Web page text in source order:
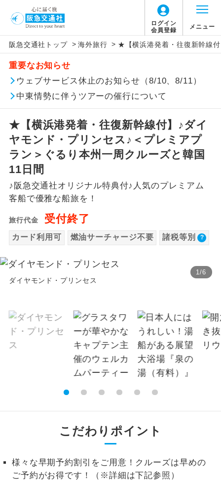
ログイン
会員登録
メニュー
阪急交通社トップ > 海外旅行 > ★【横浜港発着・往復新幹線
重要なお知らせ
ウェブサービス休止のお知らせ（8/10、8/11）
中東情勢に伴うツアーの催行について
★【横浜港発着・往復新幹線付】♪ダイ
ヤモンド・プリンセス♪＜プレミアプ
ラン＞ぐるり本州一周クルーズと韓国
11日間
♪阪急交通社オリジナル特典付♪人気のプレミアム
客船で優雅な船旅を！
旅行代金 受付終了
カード利用可 燃油サーチャージ不要 諸税等別
1/6
ダイヤモンド・プリンセス
こだわりポイント
様々な早期予約割引をご用意！クルーズは早めの
ご予約がお得です！（※詳細は下記参照）
旅行代金に、以下の料金は含まれておりませ
ん。別途お支払が必要となります。
【海外空港諸税等】
旅行代金に各国空港の旅客サービス施設使用
料と空港税等は含まれておりません。別途お
支払いが必要となります。料金確定後、お知
らせいたします。
このツアーは以下の出発地から追加代金でご参
加いただけます。
※リクエスト受付の場合、ご手配の可否は後日回答さ
せていただきます。
追加代金にて各地発着ありとは
当ツアーは日程表に記載の出発空港だけで
なく、各地より下記追加代金にて飛行機や
鉄道などを利用しご参加いただけます。
ご同行者様が異なる発着地をご希望の場合
は、当社予約センターまで連絡ください。
アイコン 説明
添乗員同行
往路出発空港（駅）から復路到着空港
（駅）まで同行します。
現地到着後、現地係員が同行しお世話い
たします。
バスガイド乗
務
バスガイドが乗務し、車内での観光案内
があります。
新コース
ユネスコに登録されている文化遺産や自
然遺産を訪ねるコースです。
温泉 温泉地にも宿泊するコースです。
露天風呂
ご宿泊ホテルに露天風呂が付いていま
全食事付き
全てのお食事が付いていますので、お食
事の心配はいりません。（機内食を除
く）
お部屋にてゆっくりとお召し上がりいた
だけます。
トラベルイヤ
周りの音を気にせず、ガイドさんの説明
1名様催行
1名様から出発可能な個人型プランで
す。
2名様催行
2名様から出発可能な個人型プランで
す。